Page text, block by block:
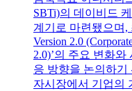
SBTi)의 데이비드
계기로 마련됐으며,
Version 2.0
2.0)’의 주요 변화
응 방향을 논의하기
자시장에서 기업의